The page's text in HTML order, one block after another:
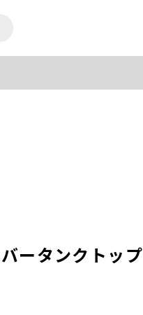
ータンクトップ